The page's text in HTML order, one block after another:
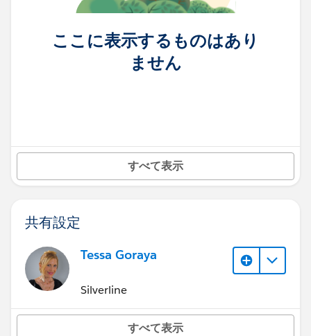
ここに表示するものはあり
ません
すべて表示
共有設定
Tessa Goraya
Silverline
すべて表示